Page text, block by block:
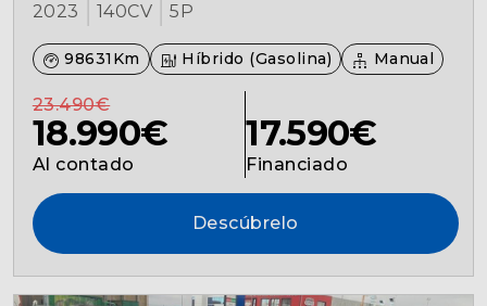
2023 140CV 5P
98631Km Híbrido (Gasolina) Manual
23.490€
18.990€
Al contado
17.590€
Financiado
Descúbrelo